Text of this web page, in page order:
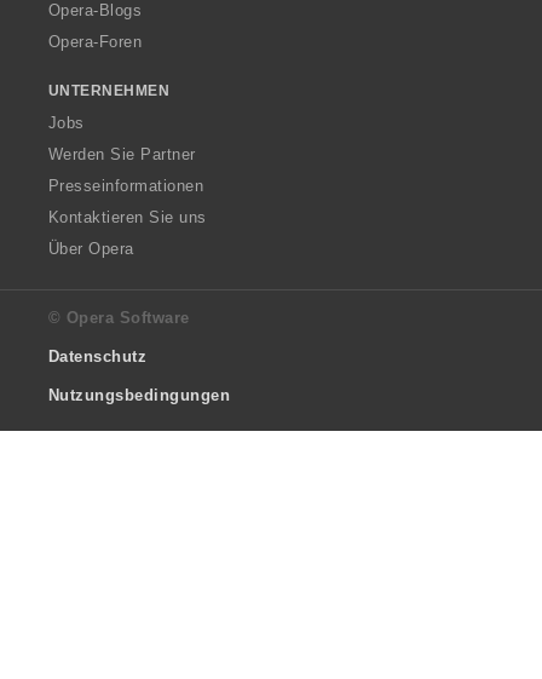
Opera-Blogs
Opera-Foren
UNTERNEHMEN
Jobs
Werden Sie Partner
Presseinformationen
Kontaktieren Sie uns
Über Opera
© Opera Software
Datenschutz
Nutzungsbedingungen